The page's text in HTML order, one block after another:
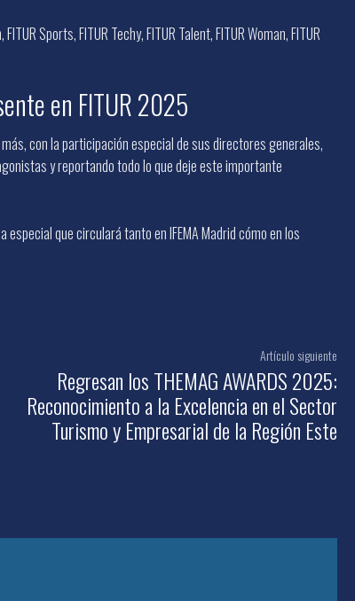
Sports, FITUR Techy, FITUR Talent, FITUR Woman, FITUR
en FITUR 2025
con la participación especial de sus directores generales,
y reportando todo lo que deje este importante
que circulará tanto en IFEMA Madrid cómo en los
Artículo siguiente
Regresan los THEMAG AWARDS 2025:
Reconocimiento a la Excelencia en el Sector
Turismo y Empresarial de la Región Este